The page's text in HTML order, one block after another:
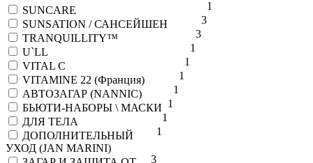
1
SUNCARE
3
SUNSATION / САНСЕЙШЕН
3
TRANQUILLITY™
1
U`LL
1
VITAL C
1
VITAMINE 22 (Франция)
1
АВТОЗАГАР (NANNIC)
1
БЬЮТИ-НАБОРЫ \ МАСКИ
1
ДЛЯ ТЕЛА
1
ДОПОЛНИТЕЛЬНЫЙ
УХОД (JAN MARINI)
3